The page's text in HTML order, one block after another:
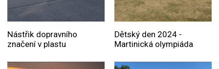
Nástřik dopravního
značení v plastu
Dětský den 2024 -
Martinická olympiáda